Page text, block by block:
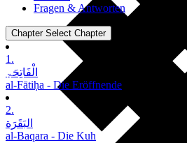
Fragen & Antworten
Chapter Select Chapter
1.
الْفَاتِحَۃِ
al-Fātiḥa - Die Eröffnende
2.
البَقَرَة
al-Baqara - Die Kuh